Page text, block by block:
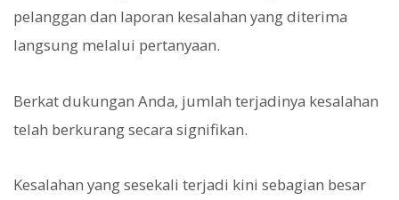
pelanggan dan laporan kesalahan yang diterima
langsung melalui pertanyaan.
Berkat dukungan Anda, jumlah terjadinya kesalahan
telah berkurang secara signifikan.
Kesalahan yang sesekali terjadi kini sebagian besar